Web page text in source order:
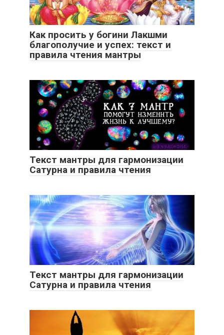
Как просить у богини Лакшми
благополучие и успех: текст и
правила чтения мантры
Текст мантры для гармонизации
Сатурна и правила чтения
Текст мантры для гармонизации
Сатурна и правила чтения